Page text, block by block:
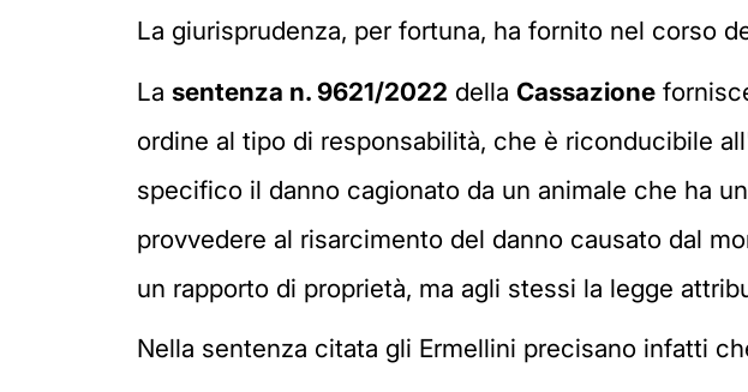
La giurisprudenza, per fortuna, ha fornito nel corso
La sentenza n. 9621/2022 della Cassazione
ordine al tipo di responsabilità, che è riconducibile
specifico il danno cagionato da un animale che ha
provvedere al risarcimento del danno causato dal
un rapporto di proprietà, ma agli stessi la legge
Nella sentenza citata gli Ermellini precisano infatti